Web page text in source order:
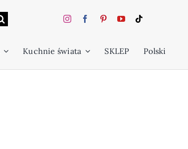
Kuchnie świata SKLEP Polski